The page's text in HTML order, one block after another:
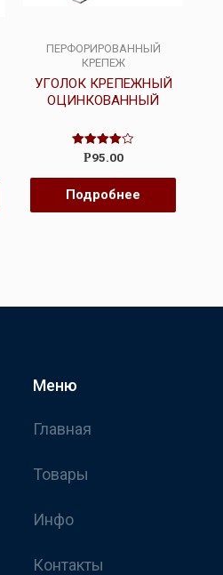
ПЕРФОРИРОВАННЫЙ
КРЕПЕЖ
УГОЛОК КРЕПЕЖНЫЙ
ОЦИНКОВАННЫЙ
Оценка
из 5
Р95.00
Подробнее
Меню
Главная
Товары
Инфо
Контакты